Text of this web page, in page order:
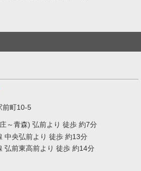
前町10-5
～青森) 弘前より 徒歩 約7分
中央弘前より 徒歩 約13分
弘前東高前より 徒歩 約14分